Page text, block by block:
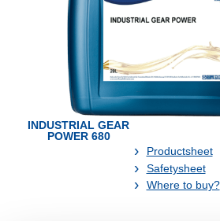
INDUSTRIAL GEAR
POWER 680
Productsheet
Safetysheet
Where to buy?